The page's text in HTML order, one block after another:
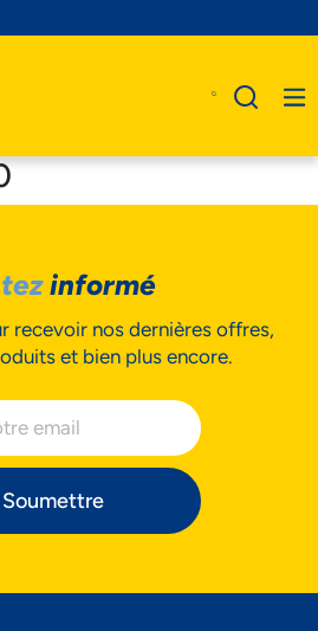
Business
Assistance
informé
recevoir nos dernières offres,
et bien plus encore.
Soumettre